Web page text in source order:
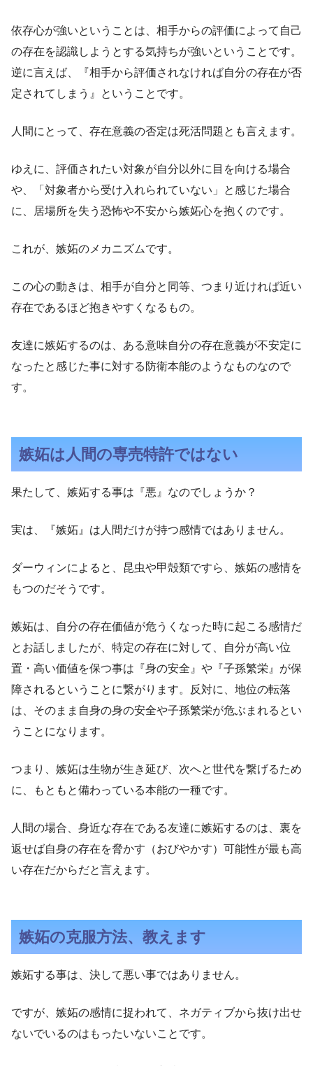
依存心が強いということは、相手からの評価によって自己
の存在を認識しようとする気持ちが強いということです。
逆に言えば、『相手から評価されなければ自分の存在が否
定されてしまう』ということです。
人間にとって、存在意義の否定は死活問題とも言えます。
ゆえに、評価されたい対象が自分以外に目を向ける場合
や、「対象者から受け入れられていない」と感じた場合
に、居場所を失う恐怖や不安から嫉妬心を抱くのです。
これが、嫉妬のメカニズムです。
この心の動きは、相手が自分と同等、つまり近ければ近い
存在であるほど抱きやすくなるもの。
友達に嫉妬するのは、ある意味自分の存在意義が不安定に
なったと感じた事に対する防衛本能のようなものなので
す。
嫉妬は人間の専売特許ではない
果たして、嫉妬する事は『悪』なのでしょうか？
実は、『嫉妬』は人間だけが持つ感情ではありません。
ダーウィンによると、昆虫や甲殻類ですら、嫉妬の感情を
もつのだそうです。
嫉妬は、自分の存在価値が危うくなった時に起こる感情だ
とお話しましたが、特定の存在に対して、自分が高い位
置・高い価値を保つ事は『身の安全』や『子孫繁栄』が保
障されるということに繋がります。反対に、地位の転落
は、そのまま自身の身の安全や子孫繁栄が危ぶまれるとい
うことになります。
つまり、嫉妬は生物が生き延び、次へと世代を繋げるため
に、もともと備わっている本能の一種です。
人間の場合、身近な存在である友達に嫉妬するのは、裏を
返せば自身の存在を脅かす（おびやかす）可能性が最も高
い存在だからだと言えます。
嫉妬の克服方法、教えます
嫉妬する事は、決して悪い事ではありません。
ですが、嫉妬の感情に捉われて、ネガティブから抜け出せ
ないでいるのはもったいないことです。